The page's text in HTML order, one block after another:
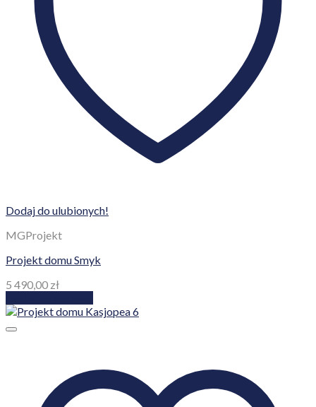
Dodaj do ulubionych!
MGProjekt
Projekt domu Smyk
5 490,00 zł